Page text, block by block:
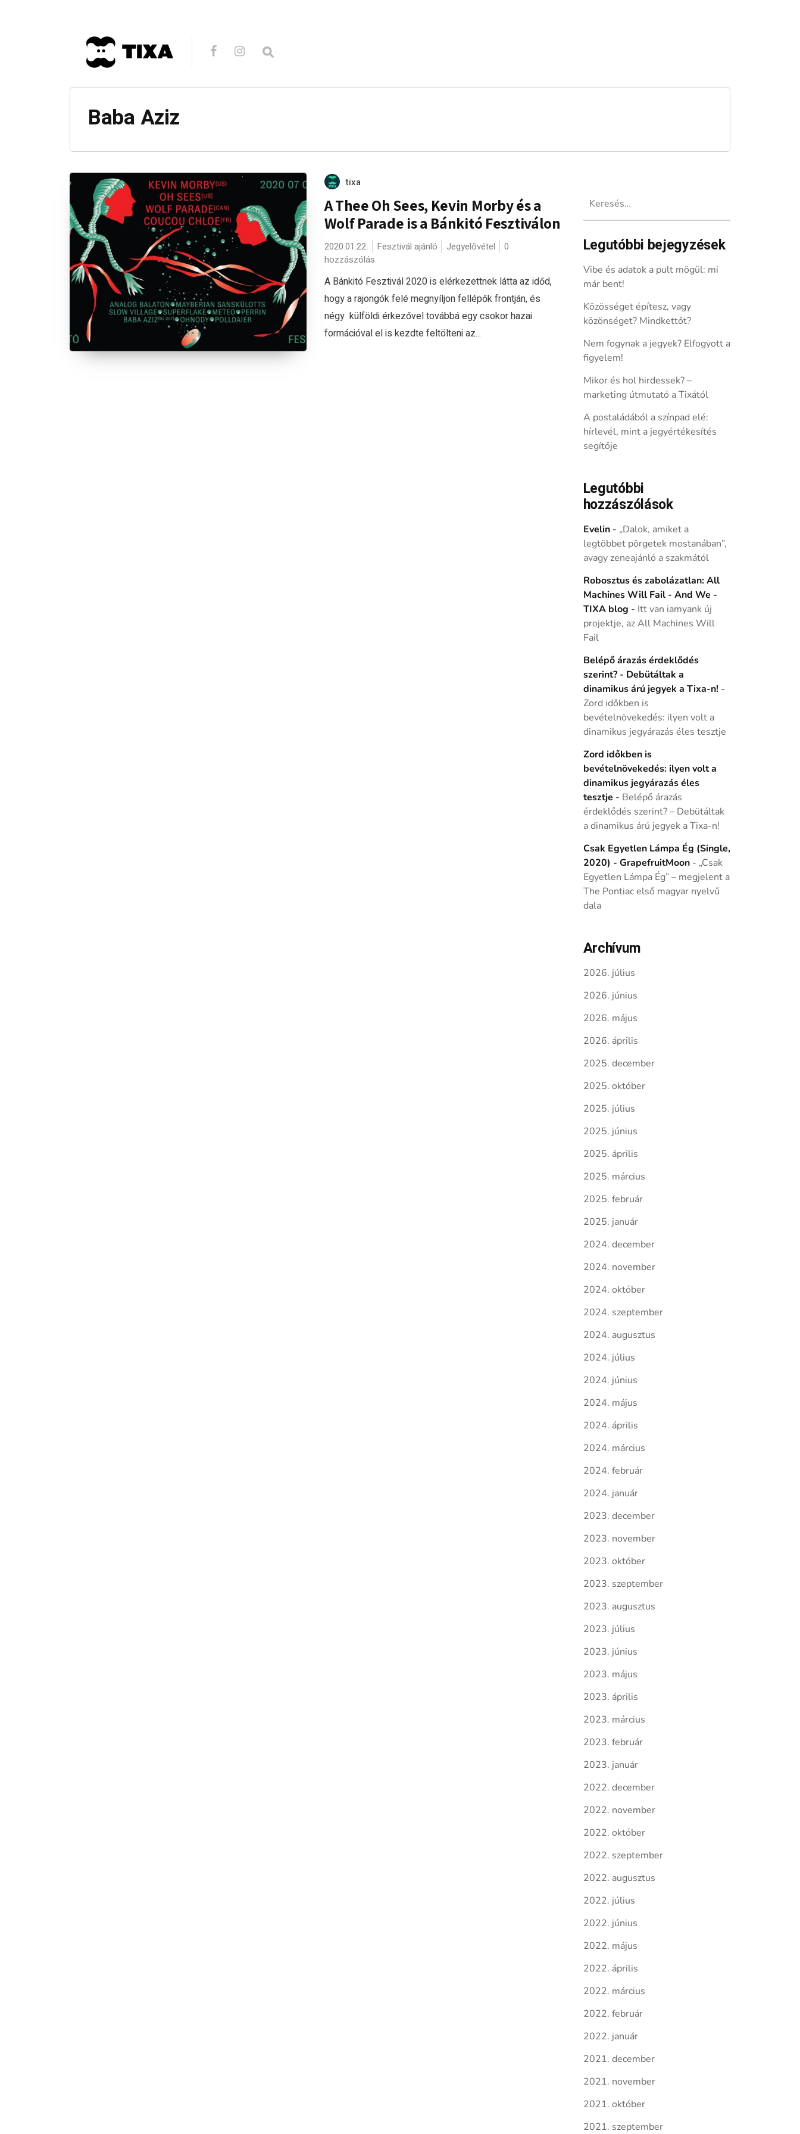
Baba Aziz
tixa
A Thee Oh Sees, Kevin Morby és a
Wolf Parade is a Bánkitó Fesztiválon
2020.01.22. Fesztivál ajánló Jegyelővétel
0
hozzászólás
A Bánkitó Fesztivál 2020 is elérkezettnek látta az időd,
hogy a rajongók felé megnyíljon fellépők frontján, és
négy külföldi érkezővel továbbá egy csokor hazai
formációval el is kezdte feltölteni az...
Legutóbbi bejegyzések
Vibe és adatok a pult mögül: mi
már bent!
Közösséget építesz, vagy
közönséget? Mindkettőt?
Nem fogynak a jegyek? Elfogyott a
figyelem!
Mikor és hol hirdessek? –
marketing útmutató a Tixától
A postaládából a színpad elé:
hírlevél, mint a jegyértékesítés
segítője
Legutóbbi
hozzászólások
Evelin- „Dalok, amiket a
legtöbbet pörgetek mostanában”,
avagy zeneajánló a szakmától
Robosztus és zabolázatlan: All
Machines Will Fail - And We -
TIXA blog - Itt van iamyank új
projektje, az All Machines Will
Fail
Belépő árazás érdeklődés
szerint? - Debütáltak a
dinamikus árú jegyek a Tixa-n! -
Zord időkben is
bevételnövekedés: ilyen volt a
dinamikus jegyárazás éles tesztje
Zord időkben is
bevételnövekedés: ilyen volt a
dinamikus jegyárazás éles
tesztje - Belépő árazás
érdeklődés szerint? – Debütáltak
a dinamikus árú jegyek a Tixa-n!
Csak Egyetlen Lámpa Ég (Single,
2020) - GrapefruitMoon- „Csak
Egyetlen Lámpa Ég” – megjelent a
The Pontiac első magyar nyelvű
dala
Archívum
2026. július
2026. június
2026. május
2026. április
2025. december
2025. október
2025. július
2025. június
2025. április
2025. március
2025. február
2025. január
2024. december
2024. november
2024. október
2024. szeptember
2024. augusztus
2024. július
2024. június
2024. május
2024. április
2024. március
2024. február
2024. január
2023. december
2023. november
2023. október
2023. szeptember
2023. augusztus
2023. július
2023. június
2023. május
2023. április
2023. március
2023. február
2023. január
2022. december
2022. november
2022. október
2022. szeptember
2022. augusztus
2022. július
2022. június
2022. május
2022. április
2022. március
2022. február
2022. január
2021. december
2021. november
2021. október
2021. szeptember